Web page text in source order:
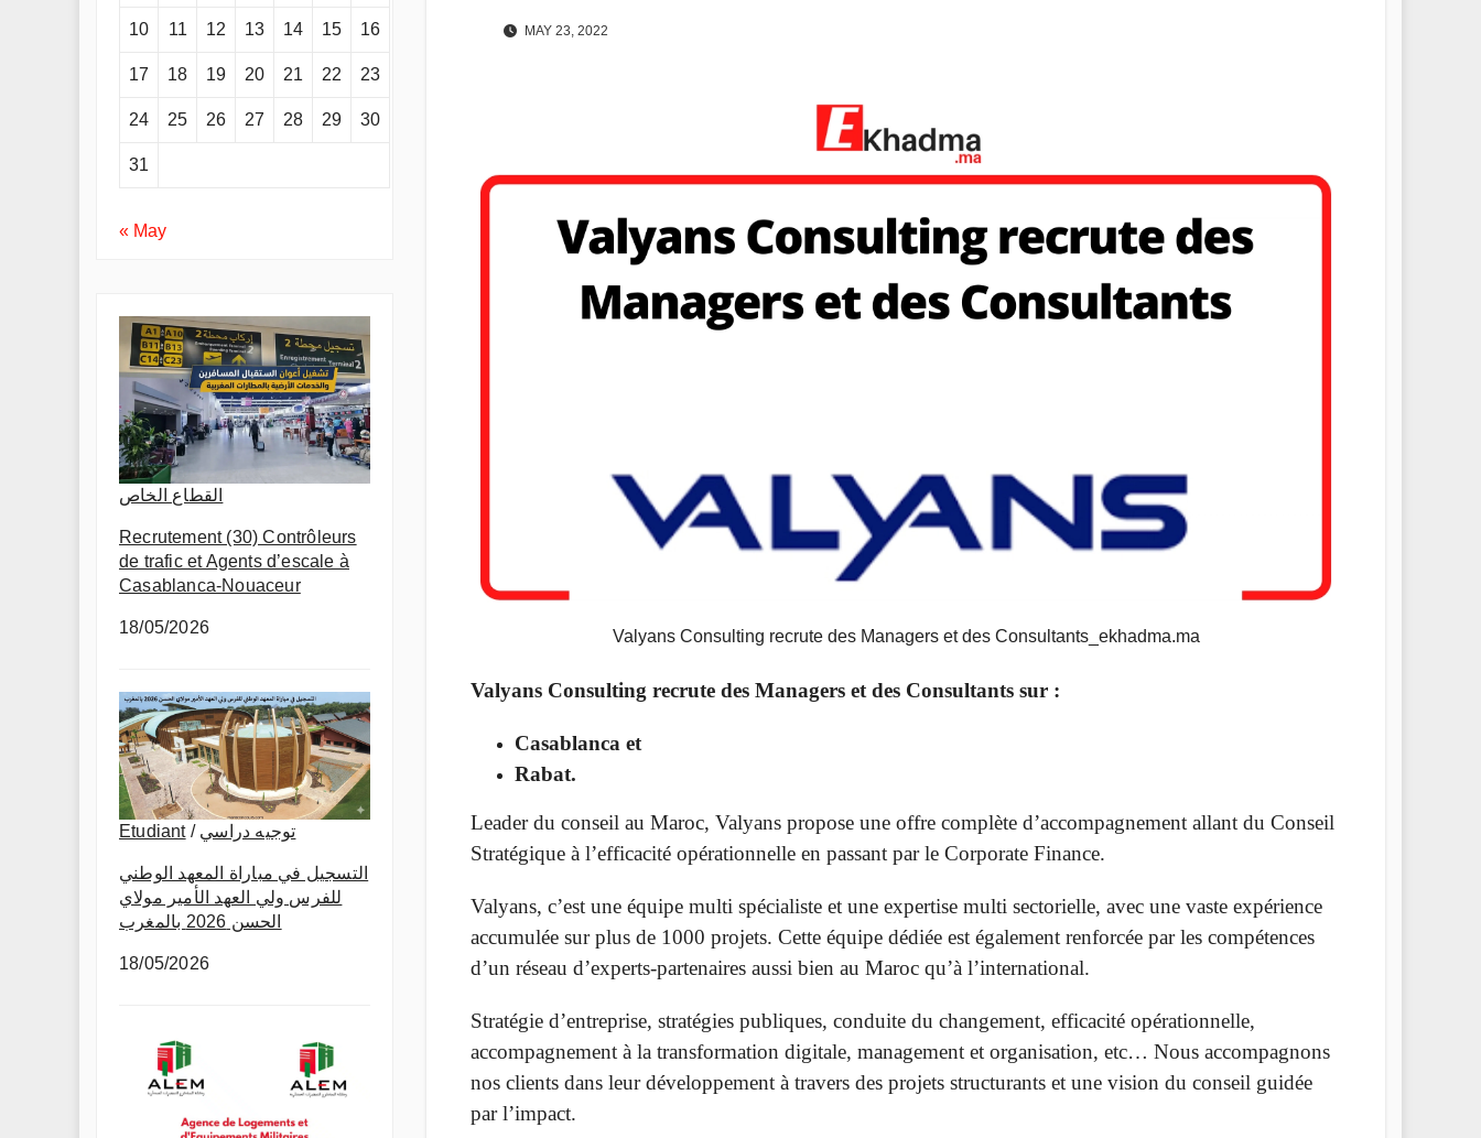
10 11 12 13 14 15 16
17 18 19 20 21 22 23
24 25 26 27 28 29 30
31
« May
القطاع الخاص
Recrutement (30) Contrôleurs
de trafic et Agents d’escale à
Casablanca-Nouaceur
18/05/2026
Etudiant/ توجيه دراسي
التسجيل في مباراة المعهد الوطني
للفرس ولي العهد الأمير مولاي
الحسن 2026 بالمغرب
18/05/2026
MAY 23, 2022
Valyans Consulting recrute des Managers et des Consultants_ekhadma.ma
Valyans Consulting recrute des Managers et des Consultants sur :
Casablanca et
Rabat.
Leader du conseil au Maroc, Valyans propose une offre complète d’accompagnement allant du Conseil
Stratégique à l’efficacité opérationnelle en passant par le Corporate Finance.
Valyans, c’est une équipe multi spécialiste et une expertise multi sectorielle, avec une vaste expérience
accumulée sur plus de 1000 projets. Cette équipe dédiée est également renforcée par les compétences
d’un réseau d’experts-partenaires aussi bien au Maroc qu’à l’international.
Stratégie d’entreprise, stratégies publiques, conduite du changement, efficacité opérationnelle,
accompagnement à la transformation digitale, management et organisation, etc… Nous accompagnons
nos clients dans leur développement à travers des projets structurants et une vision du conseil guidée
par l’impact.